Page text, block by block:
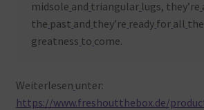
midsole and triangular lugs, they’re
the past and they’re ready for all the
greatness to come.
Weiterlesen unter:
https://www.freshoutthebox.de/